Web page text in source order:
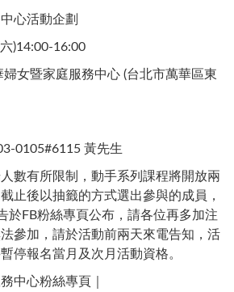
心活動企劃
)14:00-16:00
婦女暨家庭服務中心 (台北市萬華區東
0105#6115 黃先生
人數有所限制，動手系列課程將開放兩
止後以抽籤的方式選出參與的成員，
於FB粉絲專頁公布，請各位再多加注
參加，請於活動前兩天來電告知，活
停報名當月及次月活動資格。
中心粉絲專頁｜